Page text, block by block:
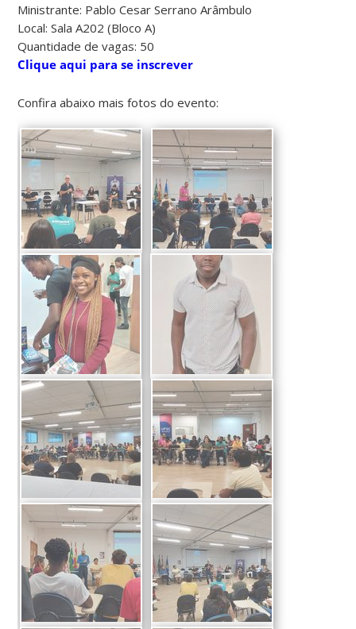
Ministrante: Pablo Cesar Serrano Arâmbulo
Local: Sala A202 (Bloco A)
Quantidade de vagas: 50
Clique aqui para se inscrever
Confira abaixo mais fotos do evento: